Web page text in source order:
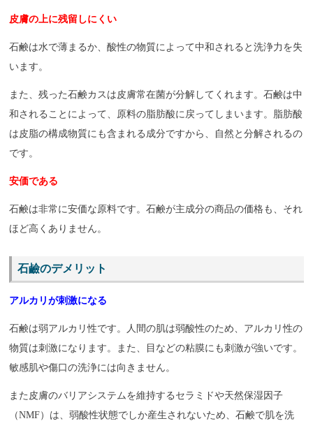
皮膚の上に残留しにくい
石鹸は水で薄まるか、酸性の物質によって中和されると洗浄力を失
います。
また、残った石鹸カスは皮膚常在菌が分解してくれます。石鹸は中
和されることによって、原料の脂肪酸に戻ってしまいます。脂肪酸
は皮脂の構成物質にも含まれる成分ですから、自然と分解されるの
です。
安価である
石鹸は非常に安価な原料です。石鹸が主成分の商品の価格も、それ
ほど高くありません。
石鹼のデメリット
アルカリが刺激になる
石鹸は弱アルカリ性です。人間の肌は弱酸性のため、アルカリ性の
物質は刺激になります。また、目などの粘膜にも刺激が強いです。
敏感肌や傷口の洗浄には向きません。
また皮膚のバリアシステムを維持するセラミドや天然保湿因子
（NMF）は、弱酸性状態でしか産生されないため、石鹸で肌を洗